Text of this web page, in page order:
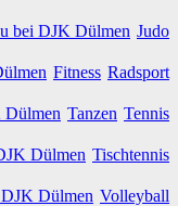
Judo
Fitness Radsport
Tanzen Tennis
Tischtennis
Volleyball